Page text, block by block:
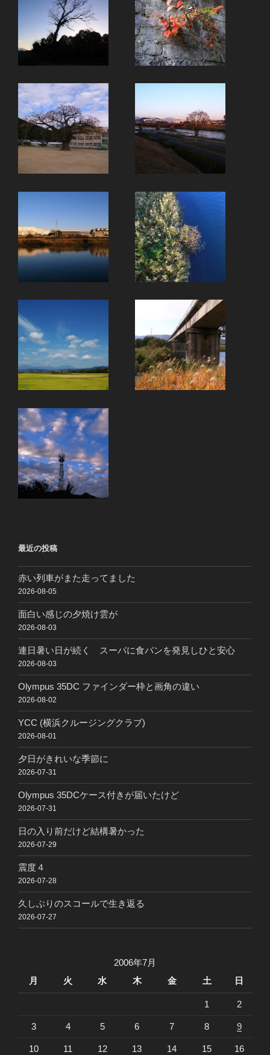
最近の投稿
赤い列車がまた走ってました
2026-08-05
面白い感じの夕焼け雲が
2026-08-03
連日暑い日が続く スーパに食パンを発見しひと安心
2026-08-03
Olympus 35DC ファインダー枠と画角の違い
2026-08-02
YCC (横浜クルージングクラブ)
2026-08-01
夕日がきれいな季節に
2026-07-31
Olympus 35DCケース付きが届いたけど
2026-07-31
日の入り前だけど結構暑かった
2026-07-29
震度４
2026-07-28
久しぶりのスコールで生き返る
2026-07-27
2006年7月
月
火 水 木 金 土 日
1 2
3 4 5 6 7 8 9
10 11 12 13 14 15 16